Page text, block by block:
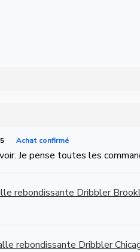
Achat confirmé
Je pense toutes les
rebondissante Dribbler
rebondissante Dribbler